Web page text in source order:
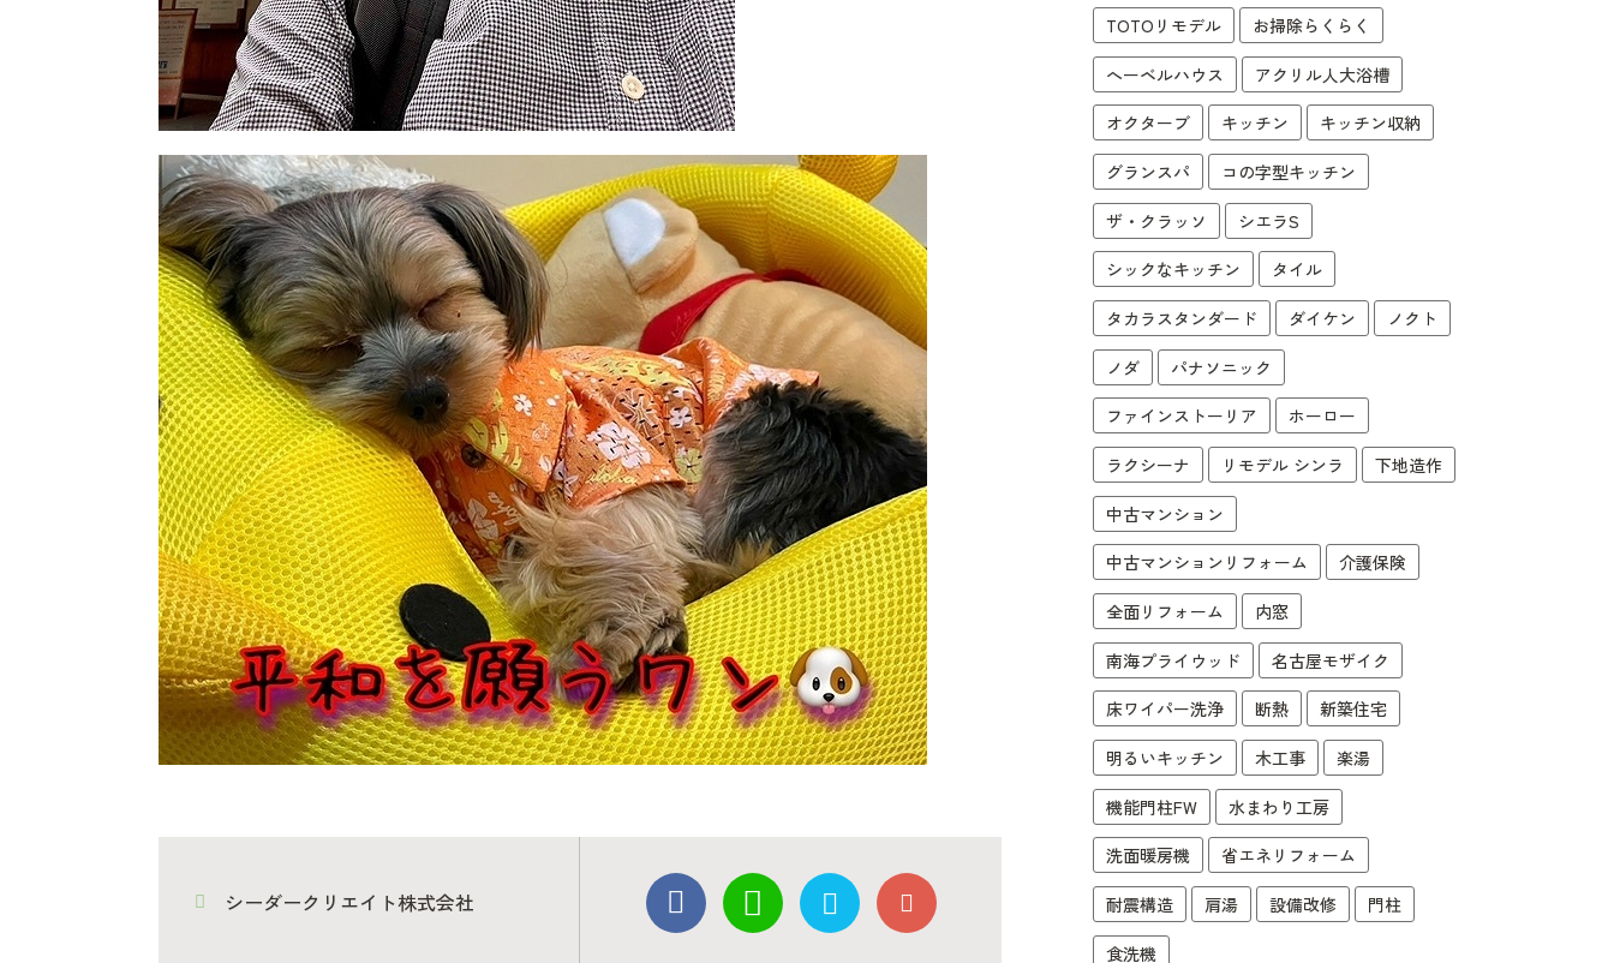
シーダークリエイト株式会社
TOTOリモデル お掃除らくらく
へーベルハウス アクリル人大浴槽
オクターブ キッチン キッチン収納
グランスパ コの字型キッチン
ザ・クラッソ シエラS
シックなキッチン タイル
タカラスタンダード ダイケン ノクト
ノダ パナソニック
ファインストーリア ホーロー
ラクシーナ リモデル シンラ 下地造作
中古マンション
中古マンションリフォーム 介護保険
全面リフォーム 内窓
南海プライウッド 名古屋モザイク
床ワイパー洗浄 断熱 新築住宅
明るいキッチン 木工事 楽湯
機能門柱FW 水まわり工房
洗面暖房機 省エネリフォーム
耐震構造 肩湯 設備改修 門柱
食洗機